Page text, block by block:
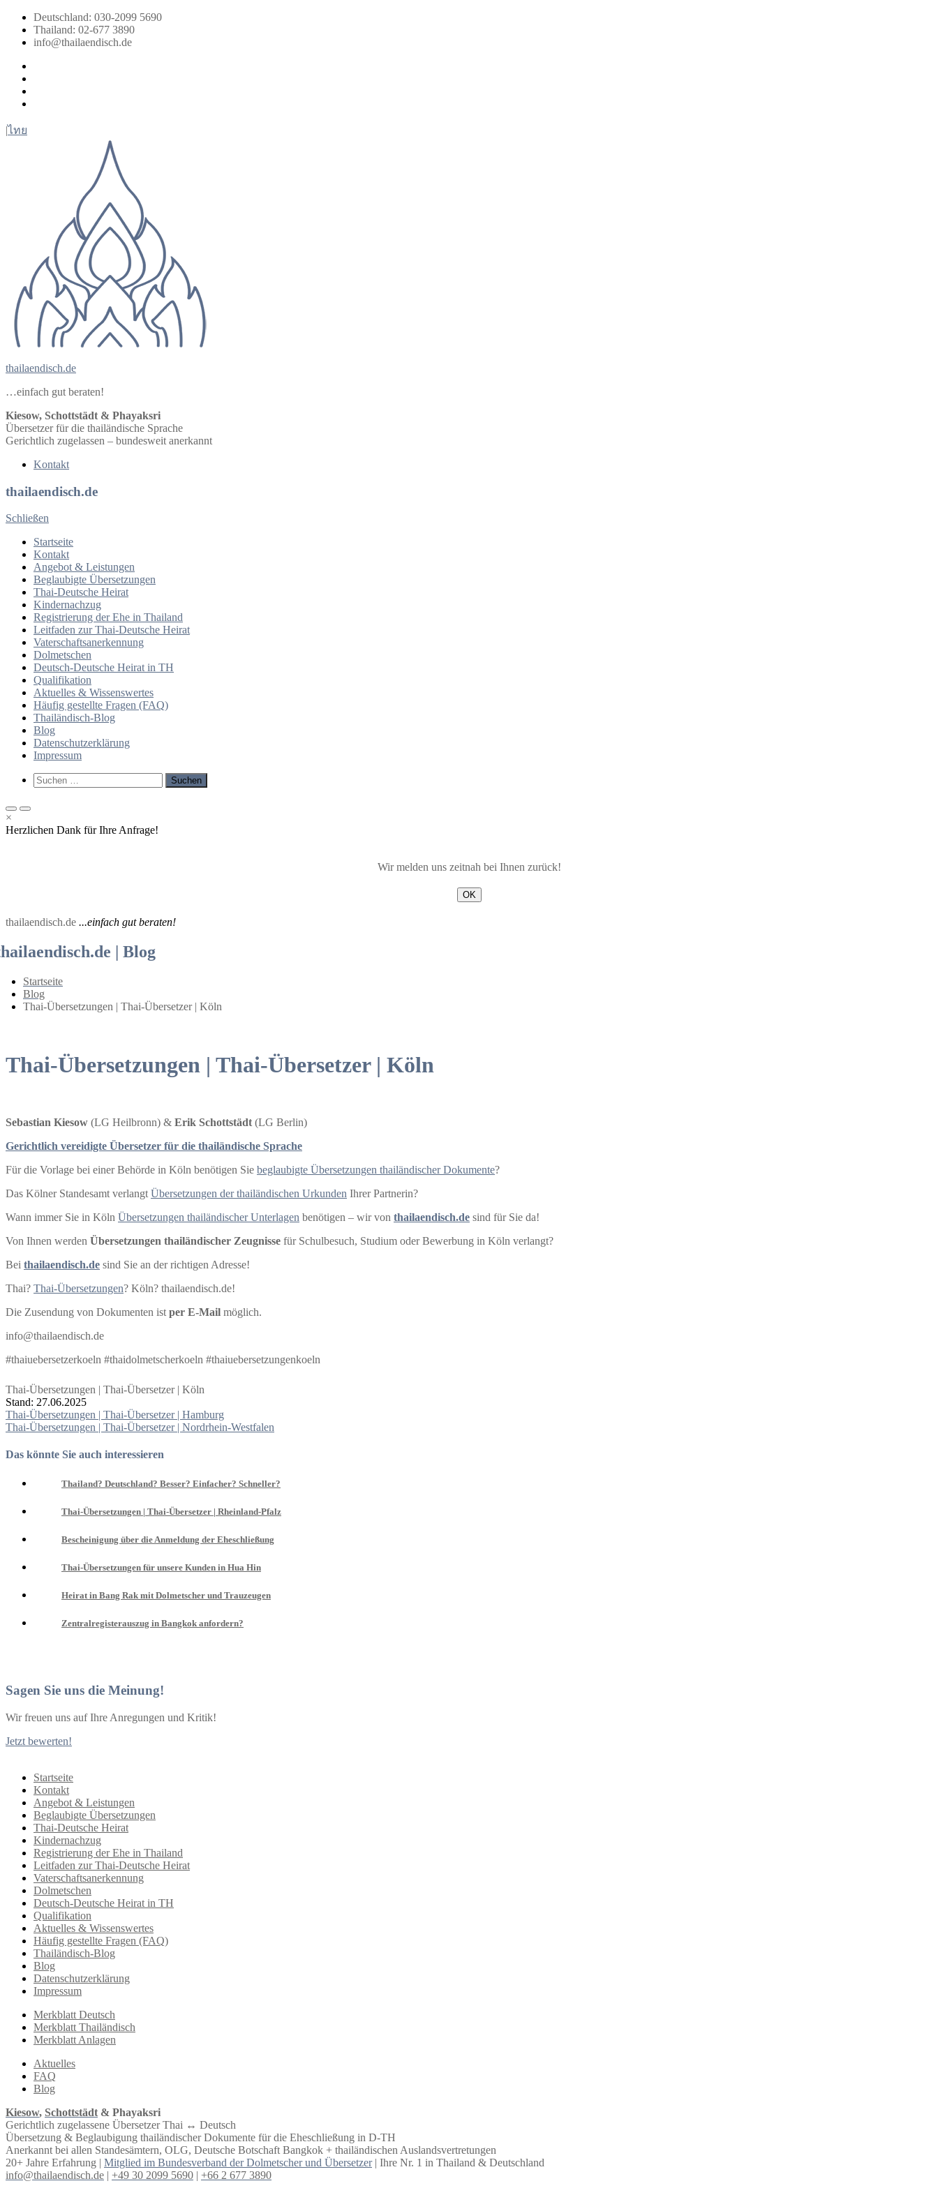
Zum
Inhalt
springen
Deutschland: 030-2099 5690
Thailand: 02-677 3890
info@thailaendisch.de
|ไทย
thailaendisch.de
…einfach gut beraten!
Kiesow, Schottstädt & Phayaksri
Übersetzer für die thailändische Sprache
Gerichtlich zugelassen – bundesweit anerkannt
Kontakt
thailaendisch.de
Schließen
Startseite
Kontakt
Angebot & Leistungen
Beglaubigte Übersetzungen
Thai-Deutsche Heirat
Kindernachzug
Registrierung der Ehe in Thailand
Leitfaden zur Thai-Deutsche Heirat
Vaterschaftsanerkennung
Dolmetschen
Deutsch-Deutsche Heirat in TH
Qualifikation
Aktuelles & Wissenswertes
Häufig gestellte Fragen (FAQ)
Thailändisch-Blog
Blog
Datenschutzerklärung
Impressum
Such-
Formular
Suchen
nach:
Primäres
Menü
für
Primäres
Menü
für
×
Herzlichen Dank für Ihre Anfrage!
Wir melden uns zeitnah bei Ihnen zurück!
OK
thailaendisch.de ...einfach gut beraten!
| Blog
Startseite
Blog
Thai-Übersetzungen | Thai-Übersetzer | Köln
Thai-Übersetzungen | Thai-Übersetzer | Köln
Sebastian Kiesow (LG Heilbronn) & Erik Schottstädt (LG Berlin)
Gerichtlich vereidigte Übersetzer für die thailändische Sprache
Für die Vorlage bei einer Behörde in Köln benötigen Sie beglaubigte Übersetzungen thailändischer Dokumente?
Das Kölner Standesamt verlangt Übersetzungen der thailändischen Urkunden Ihrer Partnerin?
Wann immer Sie in Köln Übersetzungen thailändischer Unterlagen benötigen – wir von thailaendisch.de sind für Sie da!
Von Ihnen werden Übersetzungen thailändischer Zeugnisse für Schulbesuch, Studium oder Bewerbung in Köln verlangt?
Bei thailaendisch.de sind Sie an der richtigen Adresse!
Thai? Thai-Übersetzungen? Köln? thailaendisch.de!
Die Zusendung von Dokumenten ist per E-Mail möglich.
info@thailaendisch.de
#thaiuebersetzerkoeln #thaidolmetscherkoeln #thaiuebersetzungenkoeln
Thai-Übersetzungen | Thai-Übersetzer | Köln
Stand: 27.06.2025
Beitragsnavigation
Thai-Übersetzungen | Thai-Übersetzer | Hamburg
Thai-Übersetzungen | Thai-Übersetzer | Nordrhein-Westfalen
Das könnte Sie auch interessieren
Thailand? Deutschland? Besser? Einfacher? Schneller?
Thai-Übersetzungen | Thai-Übersetzer | Rheinland-Pfalz
Bescheinigung über die Anmeldung der Eheschließung
Thai-Übersetzungen für unsere Kunden in Hua Hin
Heirat in Bang Rak mit Dolmetscher und Trauzeugen
Zentralregisterauszug in Bangkok anfordern?
Sagen Sie uns die Meinung!
Wir freuen uns auf Ihre Anregungen und Kritik!
Jetzt bewerten!
Startseite
Kontakt
Angebot & Leistungen
Beglaubigte Übersetzungen
Thai-Deutsche Heirat
Kindernachzug
Registrierung der Ehe in Thailand
Leitfaden zur Thai-Deutsche Heirat
Vaterschaftsanerkennung
Dolmetschen
Deutsch-Deutsche Heirat in TH
Qualifikation
Aktuelles & Wissenswertes
Häufig gestellte Fragen (FAQ)
Thailändisch-Blog
Blog
Datenschutzerklärung
Impressum
Merkblatt Deutsch
Merkblatt Thailändisch
Merkblatt Anlagen
Aktuelles
FAQ
Blog
Kiesow, Schottstädt & Phayaksri
Gerichtlich zugelassene Übersetzer Thai ↔︎ Deutsch
Übersetzung & Beglaubigung thailändischer Dokumente für die Eheschließung in D-TH
Anerkannt bei allen Standesämtern, OLG, Deutsche Botschaft Bangkok + thailändischen Auslandsvertretungen
20+ Jahre Erfahrung | Mitglied im Bundesverband der Dolmetscher und Übersetzer| Ihre Nr. 1 in Thailand & Deutschland
info@thailaendisch.de | +49 30 2099 5690 | +66 2 677 3890